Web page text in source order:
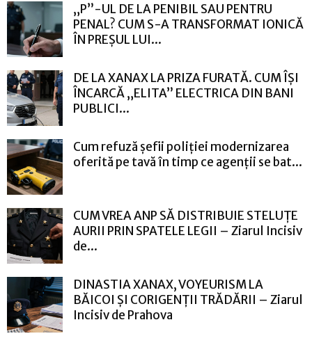
„P”-UL DE LA PENIBIL SAU PENTRU
PENAL? CUM S-A TRANSFORMAT IONICĂ
ÎN PREȘUL LUI...
DE LA XANAX LA PRIZA FURATĂ. CUM ÎȘI
ÎNCARCĂ „ELITA” ELECTRICA DIN BANI
PUBLICI...
Cum refuză șefii poliției modernizarea
oferită pe tavă în timp ce agenții se bat...
CUM VREA ANP SĂ DISTRIBUIE STELUȚE
AURII PRIN SPATELE LEGII – Ziarul Incisiv
de...
DINASTIA XANAX, VOYEURISM LA
BĂICOI ȘI CORIGENȚII TRĂDĂRII – Ziarul
Incisiv de Prahova